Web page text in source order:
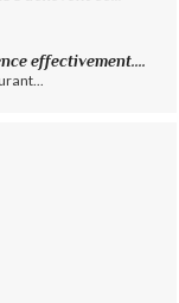
effectivement....